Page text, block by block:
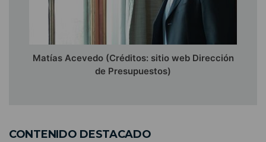
Matías Acevedo (Créditos: sitio web Dirección
de Presupuestos)
CONTENIDO DESTACADO